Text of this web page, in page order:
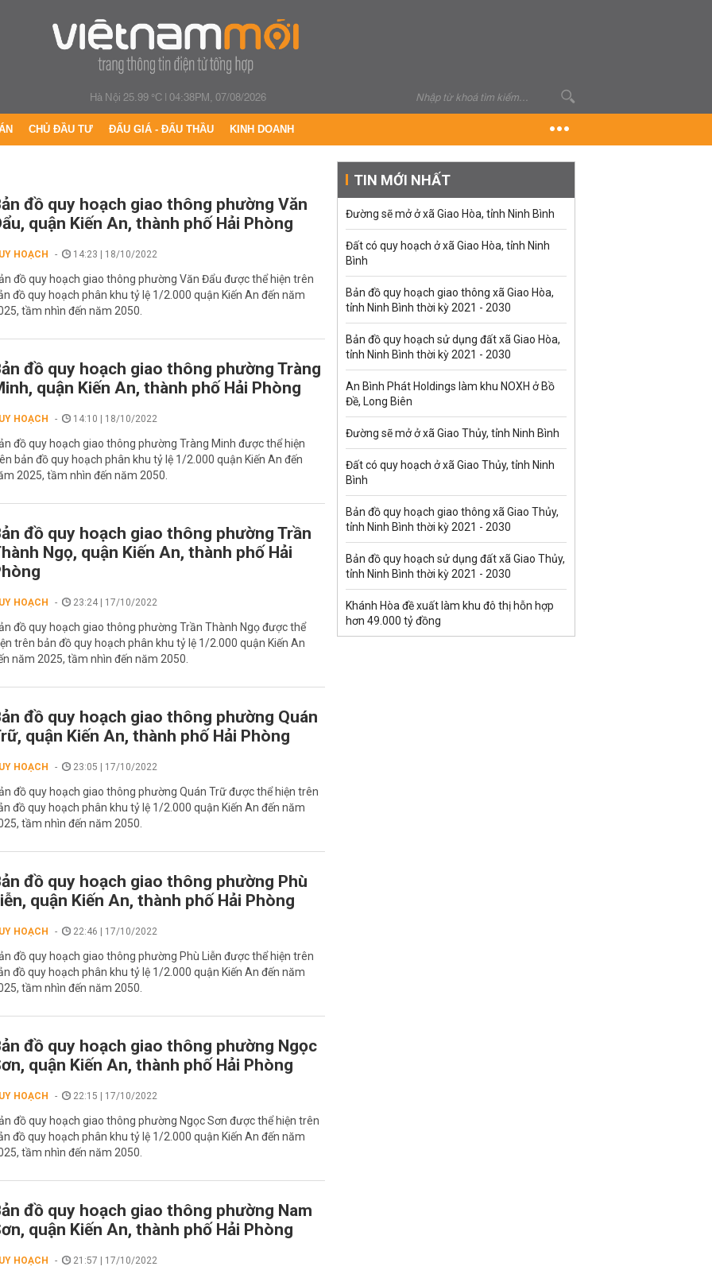
Hà Nội 25.99 °C|04:38PM, 07/08/2026
CHỦ ĐẦU TƯ ĐẤU GIÁ - ĐẤU THẦU KINH DOANH
đồ quy hoạch giao thông phường Văn
quận Kiến An, thành phố Hải Phòng
HOẠCH 14:23 | 18/10/2022
đồ quy hoạch giao thông phường Văn Đẩu được thể hiện trên
đồ quy hoạch phân khu tỷ lệ 1/2.000 quận Kiến An đến năm
tầm nhìn đến năm 2050.
đồ quy hoạch giao thông phường Tràng
quận Kiến An, thành phố Hải Phòng
HOẠCH 14:10 | 18/10/2022
đồ quy hoạch giao thông phường Tràng Minh được thể hiện
bản đồ quy hoạch phân khu tỷ lệ 1/2.000 quận Kiến An đến
2025, tầm nhìn đến năm 2050.
đồ quy hoạch giao thông phường Trần
Ngọ, quận Kiến An, thành phố Hải
HOẠCH 23:24 | 17/10/2022
đồ quy hoạch giao thông phường Trần Thành Ngọ được thể
trên bản đồ quy hoạch phân khu tỷ lệ 1/2.000 quận Kiến An
năm 2025, tầm nhìn đến năm 2050.
đồ quy hoạch giao thông phường Quán
quận Kiến An, thành phố Hải Phòng
HOẠCH 23:05 | 17/10/2022
đồ quy hoạch giao thông phường Quán Trữ được thể hiện trên
đồ quy hoạch phân khu tỷ lệ 1/2.000 quận Kiến An đến năm
tầm nhìn đến năm 2050.
đồ quy hoạch giao thông phường Phù
quận Kiến An, thành phố Hải Phòng
HOẠCH 22:46 | 17/10/2022
đồ quy hoạch giao thông phường Phù Liễn được thể hiện trên
đồ quy hoạch phân khu tỷ lệ 1/2.000 quận Kiến An đến năm
tầm nhìn đến năm 2050.
đồ quy hoạch giao thông phường Ngọc
quận Kiến An, thành phố Hải Phòng
HOẠCH 22:15 | 17/10/2022
đồ quy hoạch giao thông phường Ngọc Sơn được thể hiện trên
đồ quy hoạch phân khu tỷ lệ 1/2.000 quận Kiến An đến năm
tầm nhìn đến năm 2050.
đồ quy hoạch giao thông phường Nam
quận Kiến An, thành phố Hải Phòng
HOẠCH 21:57 | 17/10/2022
TIN MỚI NHẤT
Đường sẽ mở ở xã Giao Hòa, tỉnh Ninh Bình
Đất có quy hoạch ở xã Giao Hòa, tỉnh Ninh
Bình
Bản đồ quy hoạch giao thông xã Giao Hòa,
tỉnh Ninh Bình thời kỳ 2021 - 2030
Bản đồ quy hoạch sử dụng đất xã Giao Hòa,
tỉnh Ninh Bình thời kỳ 2021 - 2030
An Bình Phát Holdings làm khu NOXH ở Bồ
Đề, Long Biên
Đường sẽ mở ở xã Giao Thủy, tỉnh Ninh Bình
Đất có quy hoạch ở xã Giao Thủy, tỉnh Ninh
Bình
Bản đồ quy hoạch giao thông xã Giao Thủy,
tỉnh Ninh Bình thời kỳ 2021 - 2030
Bản đồ quy hoạch sử dụng đất xã Giao Thủy,
tỉnh Ninh Bình thời kỳ 2021 - 2030
Khánh Hòa đề xuất làm khu đô thị hỗn hợp
hơn 49.000 tỷ đồng